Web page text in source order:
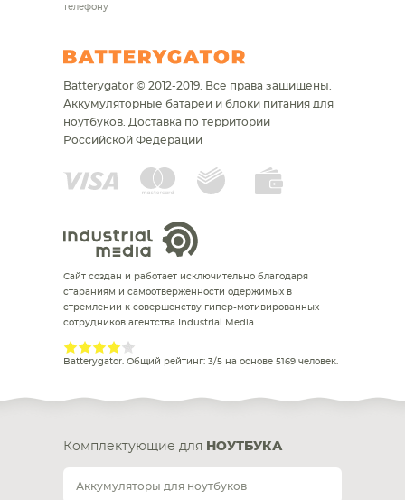
телефону
Batterygator © 2012-2019. Все права защищены.
Аккумуляторные батареи и блоки питания для
ноутбуков. Доставка по территории
Российской Федерации
Сайт создан и работает исключительно благодаря
стараниям и самоотверженности одержимых в
стремлении к совершенству гипер-мотивированных
сотрудников агентства Industrial Media
Batterygator. Общий рейтинг: 3/5 на основе 5169 человек.
Комплектующие для НОУТБУКА
Аккумуляторы для ноутбуков